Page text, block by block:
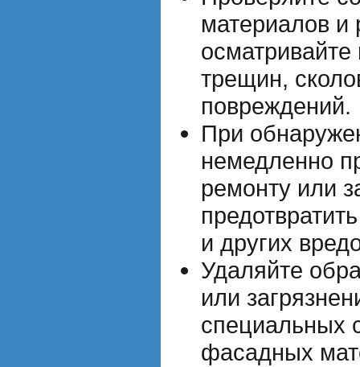
материалов и
трещин,
повреждений.
При
немедленно
ремонту или
и других
Удаляйте
или
специальных
фасадных